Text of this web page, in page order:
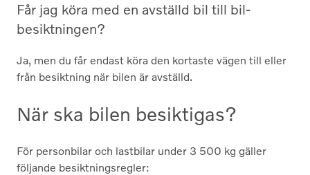
Får jag köra med en avställd bil till bil­
besiktningen?
Ja, men du får endast köra den kortaste vägen till eller
från besiktning när bilen är avställd.
När ska bilen besiktigas?
För personbilar och lastbilar under 3 500 kg gäller
följande besiktningsregler: